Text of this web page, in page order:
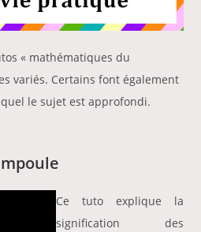
« mathématiques du
variés. Certains font également
le sujet est approfondi.
Ce tuto explique la
signification des